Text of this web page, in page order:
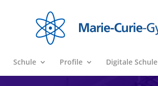
Schule Profile Digitale Schule